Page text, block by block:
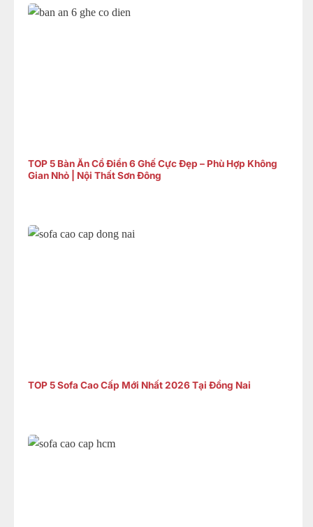
TOP 5 Bàn Ăn Cổ Điển 6 Ghế Cực Đẹp – Phù Hợp Không
Gian Nhỏ | Nội Thất Sơn Đông
TOP 5 Sofa Cao Cấp Mới Nhất 2026 Tại Đồng Nai